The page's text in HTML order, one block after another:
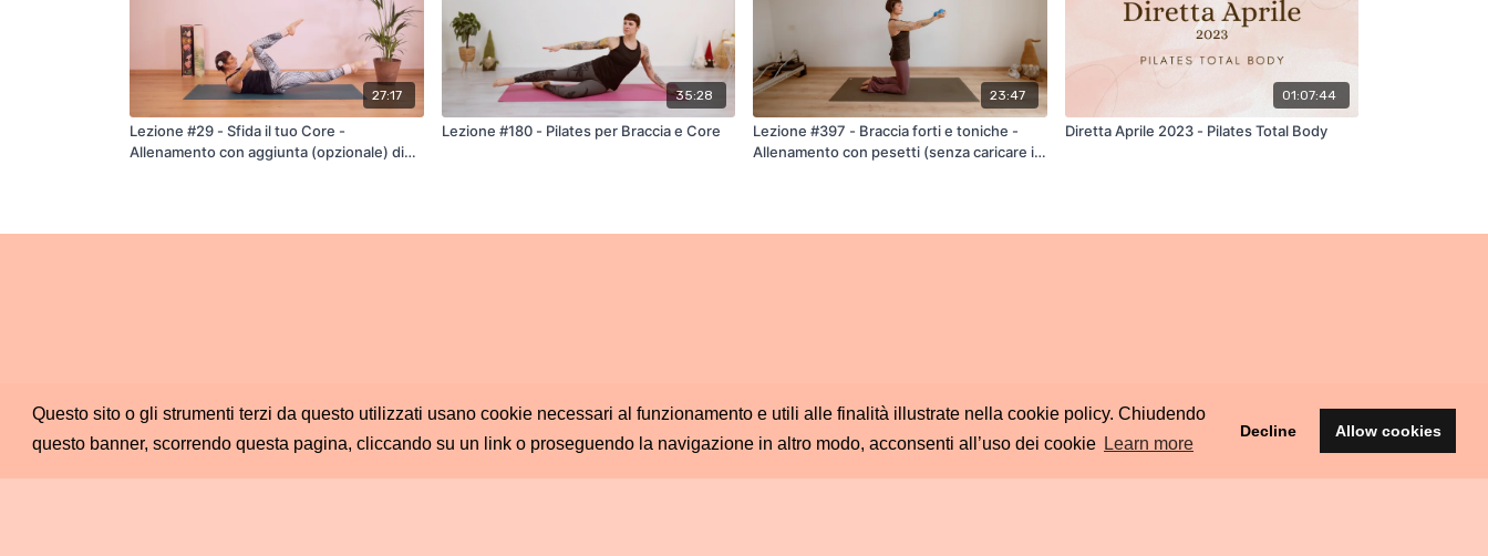
Questo sito o gli strumenti terzi da questo utilizzati usano cookie necessari al funzionamento e utili alle finalità illustrate nella cookie policy. Chiudendo
questo banner, scorrendo questa pagina, cliccando su un link o proseguendo la navigazione in altro modo, acconsenti all’uso dei cookie Learn more
Decline Allow cookies
Buon lavoro!!!
27:17
Lezione #29 - Sfida il tuo Core -
Allenamento con aggiunta (opzionale) di
35:28
Lezione #180 - Pilates per Braccia e Core
23:47
Lezione #397 - Braccia forti e toniche -
Allenamento con pesetti (senza caricare i
01:07:44
Diretta Aprile 2023 - Pilates Total Body